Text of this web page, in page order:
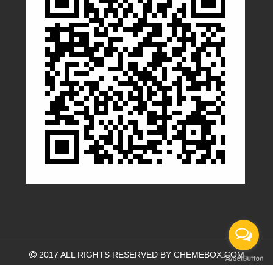
2017 ALL RIGHTS RESERVED BY CHEMEBOX.COM